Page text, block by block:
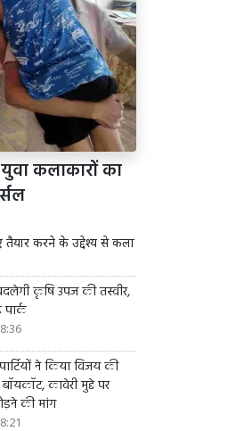
कलाकारों का
करने के उद्देश्य से कला
कृषि उपज की तस्वीर,
ने किया विजय की
कावेरी मुद्दे पर
की मांग